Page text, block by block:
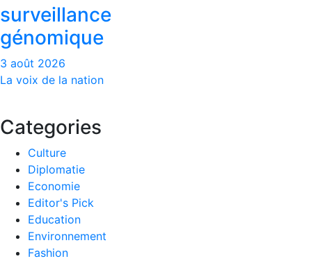
surveillance
génomique
3 août 2026
La voix de la nation
Categories
Culture
Diplomatie
Economie
Editor's Pick
Education
Environnement
Fashion